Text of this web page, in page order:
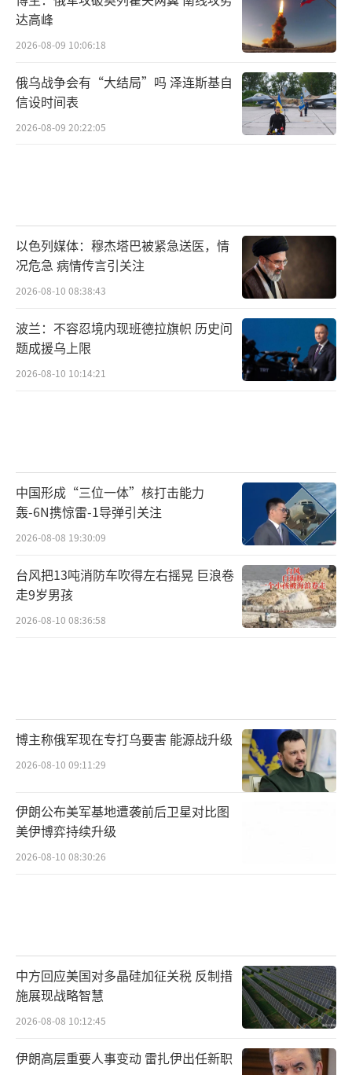
达高峰
2026-08-09 10:06:18
俄乌战争会有“大结局”吗 泽连斯基自
信设时间表
2026-08-09 20:22:05
以色列媒体：穆杰塔巴被紧急送医，情
况危急 病情传言引关注
2026-08-10 08:38:43
波兰：不容忍境内现班德拉旗帜 历史问
题成援乌上限
2026-08-10 10:14:21
中国形成“三位一体”核打击能力
轰-6N携惊雷-1导弹引关注
2026-08-08 19:30:09
台风把13吨消防车吹得左右摇晃 巨浪卷
走9岁男孩
2026-08-10 08:36:58
博主称俄军现在专打乌要害 能源战升级
2026-08-10 09:11:29
伊朗公布美军基地遭袭前后卫星对比图
美伊博弈持续升级
2026-08-10 08:30:26
中方回应美国对多晶硅加征关税 反制措
施展现战略智慧
2026-08-08 10:12:45
伊朗高层重要人事变动 雷扎伊出任新职